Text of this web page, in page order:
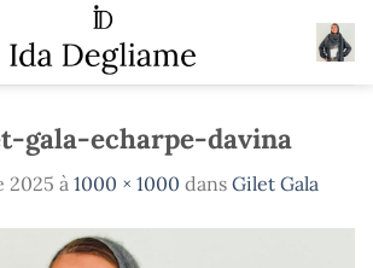
gala-echarpe-davina
2025 à 1000 × 1000 dans Gilet Gala